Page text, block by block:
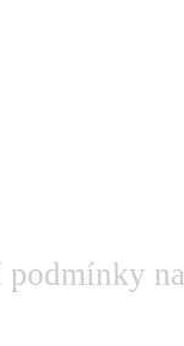
podmínky